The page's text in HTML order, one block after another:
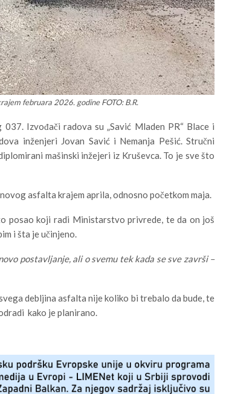
februara 2026. godine FOTO: B.R.
Izvođači radova su „Savić Mladen PR“ Blace i
inženjeri Jovan Savić i Nemanja Pešić. Stručni
mašinski inžejeri iz Kruševca. To je sve što
asfalta krajem aprila, odnosno početkom maja.
posao koji radi Ministarstvo privrede, te da on još
i šta je učinjeno.
postavljanje, ali o svemu tek kada se sve završi –
debljina asfalta nije koliko bi trebalo da bude, te
kako je planirano.